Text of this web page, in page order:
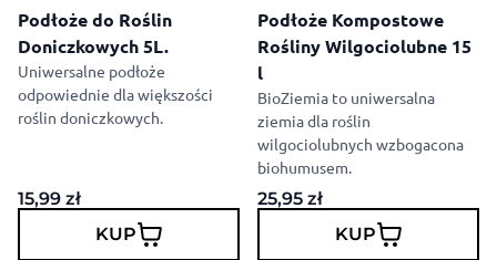
Podłoże do Roślin
Doniczkowych 5L.
Uniwersalne podłoże
odpowiednie dla większości
roślin doniczkowych.
15,99 zł
KUP
Podłoże Kompostowe
Rośliny Wilgociolubne 15
l
BioZiemia to uniwersalna
ziemia dla roślin
wilgociolubnych wzbogacona
biohumusem.
25,95 zł
KUP